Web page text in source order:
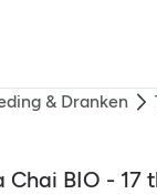
& Dranken
Chai BIO - 17